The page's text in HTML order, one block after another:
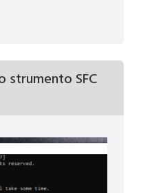
strumento SFC